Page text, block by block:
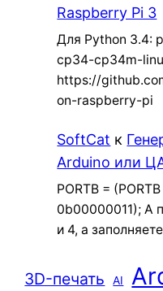
Raspberry Pi 3
Для Python 3.4:
cp34-cp34m-
https://
on-raspberry-pi
SoftCat к
Arduino или
PORTB =
0b00000011); А
и 4, а
3D-печать AI